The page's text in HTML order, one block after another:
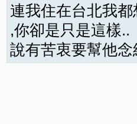
連我住在台北我
,你卻是只是這樣..
說有苦衷要幫他念